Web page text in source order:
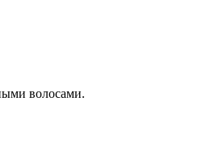
волосами.